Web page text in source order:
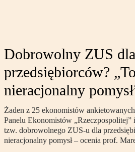
Dobrowolny ZUS dla
przedsiębiorców?
nieracjonalny
Żaden z 25 ekonomistów
Panelu Ekonomistów „Rzeczpospolitej”
tzw. dobrowolnego ZUS-u dla
nieracjonalny pomysł – ocenia prof.